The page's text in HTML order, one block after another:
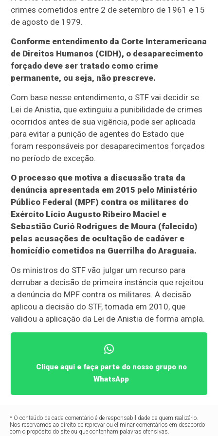
crimes cometidos entre 2 de setembro de 1961 e 15
de agosto de 1979.
Conforme entendimento da Corte Interamericana
de Direitos Humanos (CIDH), o desaparecimento
forçado deve ser tratado como crime
permanente, ou seja, não prescreve.
Com base nesse entendimento, o STF vai decidir se
Lei de Anistia, que extinguiu a punibilidade de crimes
ocorridos antes de sua vigência, pode ser aplicada
para evitar a punição de agentes do Estado que
foram responsáveis por desaparecimentos forçados
no período de exceção.
O processo que motiva a discussão trata da
denúncia apresentada em 2015 pelo Ministério
Público Federal (MPF) contra os militares do
Exército Lício Augusto Ribeiro Maciel e
Sebastião Curió Rodrigues de Moura (falecido)
pelas acusações de ocultação de cadáver e
homicídio cometidos na Guerrilha do Araguaia.
Os ministros do STF vão julgar um recurso para
derrubar a decisão de primeira instância que rejeitou
a denúncia do MPF contra os militares. A decisão
aplicou a decisão do STF, tomada em 2010, que
validou a aplicação da Lei de Anistia de forma ampla.
Clique aqui e faça parte do nosso grupo no
WhatsApp
* O conteúdo de cada comentário é de responsabilidade de quem realizá-lo.
Nos reservamos ao direito de reprovar ou eliminar comentários em desacordo
com o propósito do site ou que contenham palavras ofensivas.